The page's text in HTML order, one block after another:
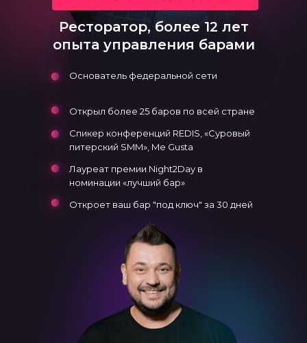
Ресторатор, более 12 лет
опыта управления барами
Основатель федеральной сети
Открыл более 25 баров по всей стране
Лауреат премии Night2Day в
номинации «лучший бар»
Спикер конференций REDIS, «Суровый
питерский SMM», Me Gusta
Откроет ваш бар "под ключ" за 30 дней